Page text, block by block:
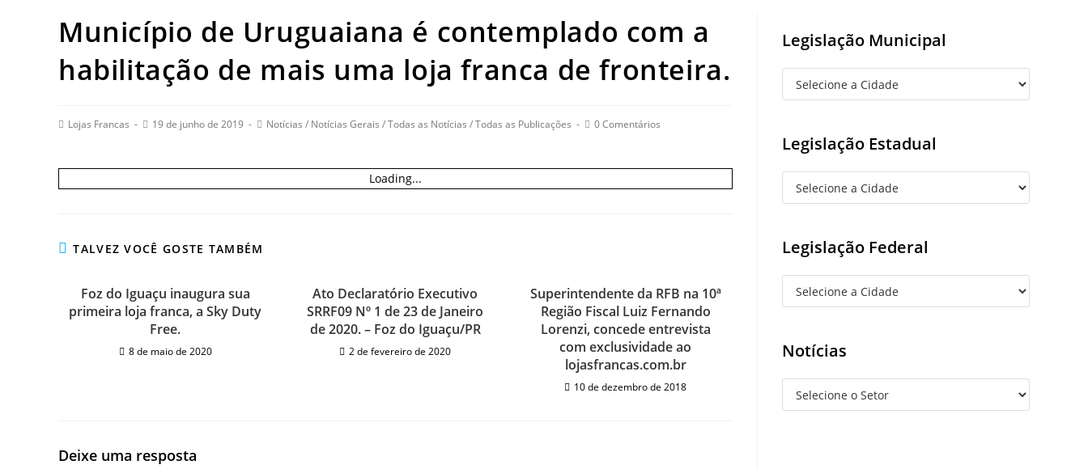
Município de Uruguaiana é contemplado com a
habilitação de mais uma loja franca de fronteira.
PostLojas Francas
Post19 de junho de 2019
PostNotícias / Notícias Gerais /Todas as Notícias /Todas as Publicações
Post0 Comentários
Loading...
TALVEZ VOCÊ GOSTE TAMBÉM
Foz do Iguaçu inaugura sua
primeira loja franca, a Sky Duty
Free.
8 de maio de 2020
Ato Declaratório Executivo
SRRF09 Nº 1 de 23 de Janeiro
de 2020. – Foz do Iguaçu/PR
2 de fevereiro de 2020
Superintendente da RFB na 10ª
Região Fiscal Luiz Fernando
Lorenzi, concede entrevista
com exclusividade ao
lojasfrancas.com.br
10 de dezembro de 2018
Deixe uma resposta
Legislação Municipal
Legislação Estadual
Legislação Federal
Notícias